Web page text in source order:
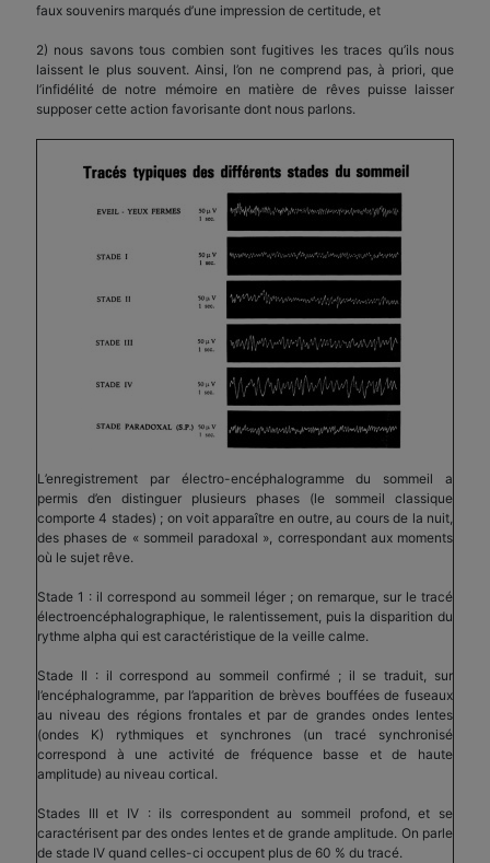
faux souvenirs marqués d’une impression de certitude, et
2) nous savons tous combien sont fugitives les traces qu’ils nous
laissent le plus souvent. Ainsi, l’on ne comprend pas, à priori, que
l’infidélité de notre mémoire en matière de rêves puisse laisser
supposer cette action favorisante dont nous parlons.
L’enregistrement par électro-encéphalogramme du sommeil a
permis d’en distinguer plusieurs phases (le sommeil classique
comporte 4 stades) ; on voit apparaître en outre, au cours de la nuit,
des phases de « sommeil paradoxal », correspondant aux moments
où le sujet rêve.
Stade 1 : il correspond au sommeil léger ; on remarque, sur le tracé
électroencéphalographique, le ralentissement, puis la disparition du
rythme alpha qui est caractéristique de la veille calme.
Stade II : il correspond au sommeil confirmé ; il se traduit, sur
l’encéphalogramme, par l’apparition de brèves bouffées de fuseaux
au niveau des régions frontales et par de grandes ondes lentes
(ondes K) rythmiques et synchrones (un tracé synchronisé
correspond à une activité de fréquence basse et de haute
amplitude) au niveau cortical.
Stades III et IV : ils correspondent au sommeil profond, et se
caractérisent par des ondes lentes et de grande amplitude. On parle
de stade IV quand celles-ci occupent plus de 60 % du tracé.